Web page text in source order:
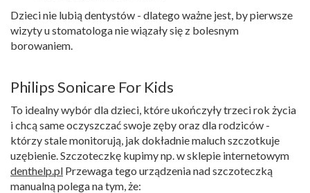
Dzieci nie lubią dentystów - dlatego ważne jest, by pierwsze
wizyty u stomatologa nie wiązały się z bolesnym
borowaniem.
Philips Sonicare For Kids
To idealny wybór dla dzieci, które ukończyły trzeci rok życia
i chcą same oczyszczać swoje zęby oraz dla rodziców -
którzy stale monitorują, jak dokładnie maluch szczotkuje
uzębienie. Szczoteczkę kupimy np. w sklepie internetowym
denthelp.pl Przewaga tego urządzenia nad szczoteczką
manualną polega na tym, że: